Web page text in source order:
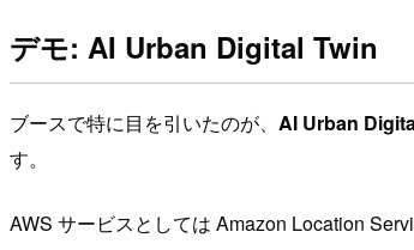
デモ: AI Urban Digital Twin
ブースで特に目を引いたのが、 AI Urban
す。
AWS サービスとしては Amazon Location